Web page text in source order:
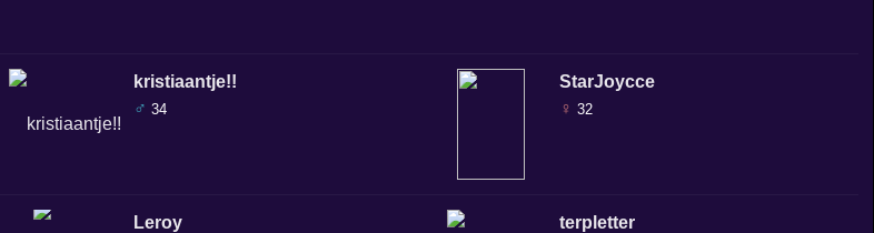
kristiaantje!!
♂ 34
Leroy
StarJoycce
♀ 32
terpletter